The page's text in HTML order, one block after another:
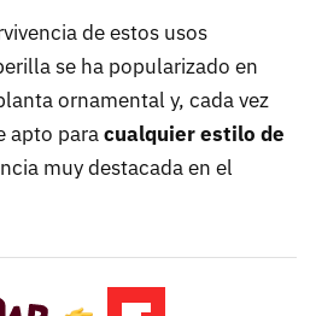
de estos usos
se ha popularizado en
ornamental y, cada vez
apto paracualquier estilo de
muy destacada en el